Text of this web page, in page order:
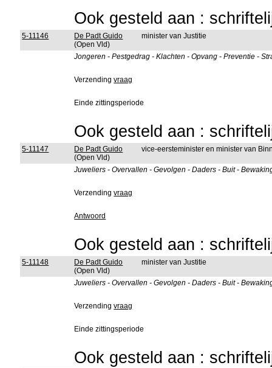
Ook gesteld aan :
5-11146
De Padt Guido
(Open Vld)
minister van Justitie
Jongeren - Pestgedrag - Klachten - Opvang - Preventie -
Verzendingvraag
Einde zittingsperiode
Ook gesteld aan :
5-11147
De Padt Guido
(Open Vld)
vice-eersteminister en minister van
Juweliers - Overvallen - Gevolgen - Daders - Buit -
Verzendingvraag
Antwoord
Ook gesteld aan :
5-11148
De Padt Guido
(Open Vld)
minister van Justitie
Juweliers - Overvallen - Gevolgen - Daders - Buit -
Verzendingvraag
Einde zittingsperiode
Ook gesteld aan :